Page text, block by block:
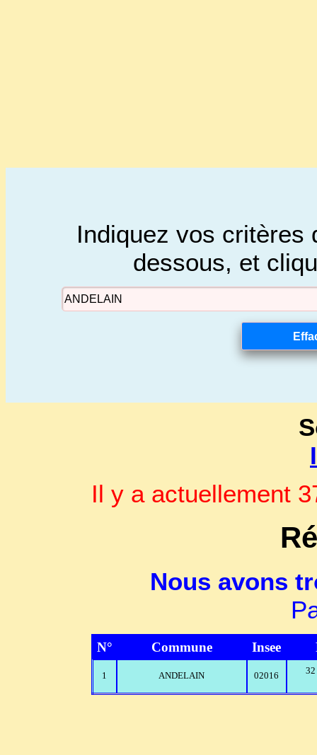
Indiquez vos critères
dessous, et
Il y a actuellement
Nous avons
N° Commune Insee
1 ANDELAIN 02016 32